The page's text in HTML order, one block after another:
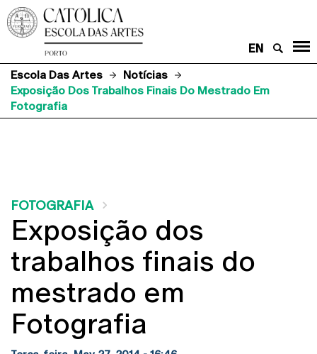
EN
Escola Das Artes
Notícias
Exposição Dos Trabalhos Finais Do Mestrado Em
Fotografia
FOTOGRAFIA
Exposição dos
trabalhos finais do
mestrado em
Fotografia